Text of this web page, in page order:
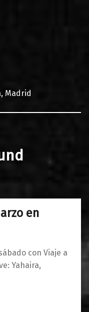
Madrid
en
con Viaje a
Yahaira,